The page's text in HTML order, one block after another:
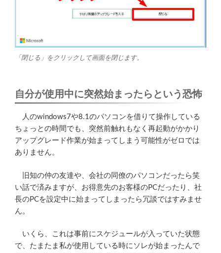
「閉じる」をクリックして画面を閉じます。
自分が使用中に突然始まったらという恐怖
人のwindows7や8.1のパソコンを借りて操作している
ちょっとの時間でも、突然前触れもなく再起動がかかり
アップグレード作業が始まってしまう可能性がゼロでは
ありません。
旧知の仲の友達や、会社の同僚のパソコンだったら笑
い話で済みますが、お得意先のお客様のPCだったり、社
長のPCを設定中に始まってしまったら冗談ではすみませ
ん。
いくら、これは事前にスケジュールが入っていた状態
で、たまたま私が使用している時にソレが始まったんで